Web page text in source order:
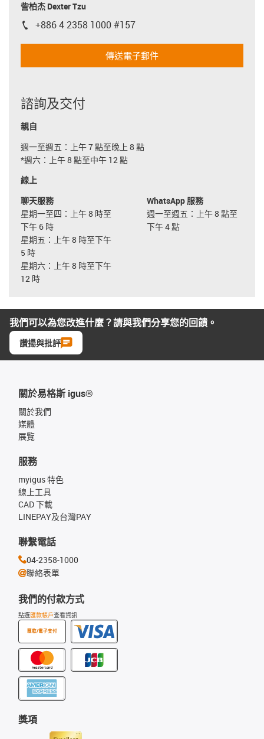
訾柏杰 Dexter Tzu
igus-icon-phone
+886 4 2358 1000 #157
傳送電子郵件
諮詢及交付
親自
週一至週五：上午 7 點至晚上 8 點
*週六：上午 8 點至中午 12 點
線上
聊天服務
星期一至四：上午 8 時至
下午 6 時
星期五：上午 8 時至下午
5 時
星期六：上午 8 時至下午
12 時
WhatsApp 服務
週一至週五：上午 8 點至
下午 4 點
我們可以為您改進什麼？請與我們分享您的回饋。
讚揚與批評
關於易格斯 igus®
關於我們
媒體
展覽
我們的付款方式
點選匯款帳戶查看資訊
匯款/電子支付
服務
myigus 特色
線上工具
CAD 下載
LINEPAY及台灣PAY
獎項
聯繫電話
04-2358-1000
聯絡表單